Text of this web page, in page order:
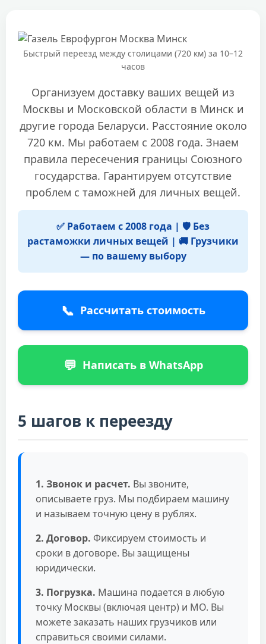
Быстрый переезд между столицами (720 км) за 10–12
часов
Организуем доставку ваших вещей из
Москвы и Московской области в Минск и
другие города Беларуси. Расстояние около
720 км. Мы работаем с 2008 года. Знаем
правила пересечения границы Союзного
государства. Гарантируем отсутствие
проблем с таможней для личных вещей.
✅ Работаем с 2008 года | 🛡️ Без
растаможки личных вещей | 🚚 Грузчики
— по вашему выбору
📞 Рассчитать стоимость
💬 Написать в WhatsApp
5 шагов к переезду
1. Звонок и расчет. Вы звоните,
описываете груз. Мы подбираем машину
и называем точную цену в рублях.
2. Договор. Фиксируем стоимость и
сроки в договоре. Вы защищены
юридически.
3. Погрузка. Машина подается в любую
точку Москвы (включая центр) и МО. Вы
можете заказать наших грузчиков или
справиться своими силами.